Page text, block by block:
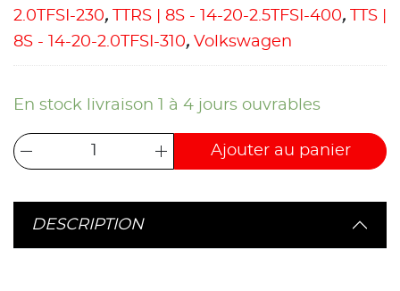
2.0TFSI-230, TTRS | 8S - 14-20-2.5TFSI-400,
TTS |
8S - 14-20-2.0TFSI-310, Volkswagen
En stock livraison 1 à 4 jours ouvrables
Ajouter au panier
DESCRIPTION